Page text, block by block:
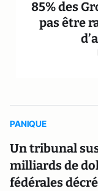
85% des
pas être
PANIQUE
Un tribunal
milliards de
fédérales